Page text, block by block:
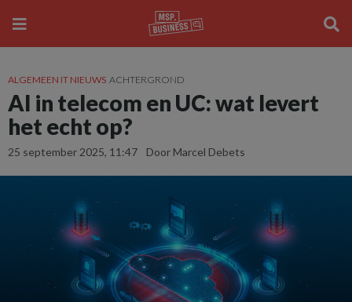
ALGEMEEN IT NIEUWS ACHTERGROND
AI in telecom en UC: wat levert
het echt op?
25 september 2025, 11:47 Door Marcel Debets